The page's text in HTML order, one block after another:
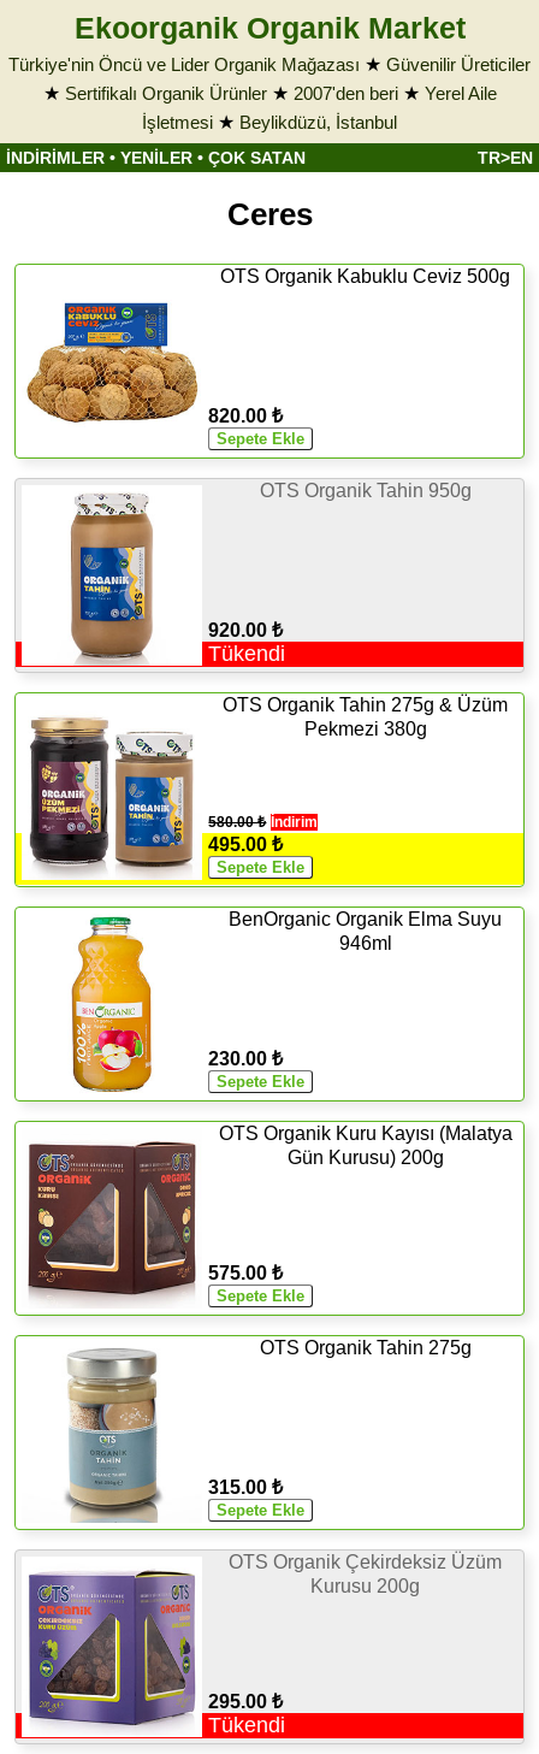
Ekoorganik Organik Market
Türkiye'nin Öncü ve Lider Organik Mağazası ★ Güvenilir Üreticiler
★ Sertifikalı Organik Ürünler★ 2007'den beri★ Yerel Aile
İşletmesi ★ Beylikdüzü, İstanbul
İNDİRİMLER • YENİLER • ÇOK SATAN TR>EN
Ceres
OTS Organik Kabuklu Ceviz 500g
820.00 ₺
OTS Organik Tahin 950g
920.00 ₺
Tükendi
OTS Organik Tahin 275g & Üzüm
Pekmezi 380g
580.00 ₺ İndirim
495.00 ₺
BenOrganic Organik Elma Suyu
946ml
230.00 ₺
OTS Organik Kuru Kayısı (Malatya
Gün Kurusu) 200g
575.00 ₺
OTS Organik Tahin 275g
315.00 ₺
OTS Organik Çekirdeksiz Üzüm
Kurusu 200g
295.00 ₺
Tükendi